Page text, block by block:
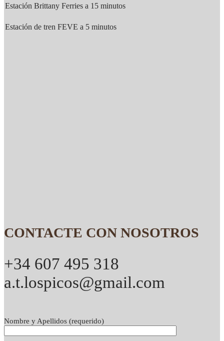
Estación Brittany Ferries a 15 minutos
Estación de tren FEVE a 5 minutos
CONTACTE CON NOSOTROS
+34 607 495 318
a.t.lospicos@gmail.com
Nombre y Apellidos (requerido)